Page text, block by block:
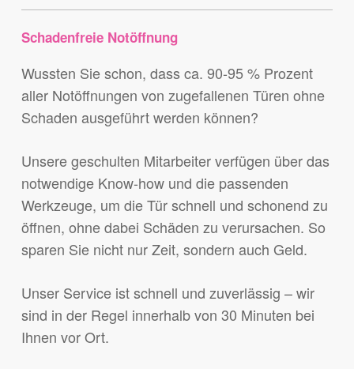
Schadenfreie Notöffnung
Wussten Sie schon, dass ca. 90-95 % Prozent
aller Notöffnungen von zugefallenen Türen ohne
Schaden ausgeführt werden können?
Unsere geschulten Mitarbeiter verfügen über das
notwendige Know-how und die passenden
Werkzeuge, um die Tür schnell und schonend zu
öffnen, ohne dabei Schäden zu verursachen. So
sparen Sie nicht nur Zeit, sondern auch Geld.
Unser Service ist schnell und zuverlässig – wir
sind in der Regel innerhalb von 30 Minuten bei
Ihnen vor Ort.